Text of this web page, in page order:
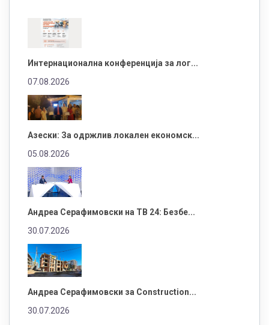
Интернационална конференција за лог...
07.08.2026
Азески: За одржлив локален економск...
05.08.2026
Андреа Серафимовски на ТВ 24: Безбе...
30.07.2026
Андреа Серафимовски за Construction...
30.07.2026